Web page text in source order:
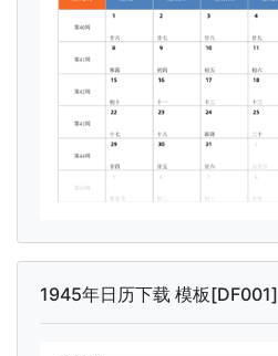
1945年日历下载 模板[DF001]